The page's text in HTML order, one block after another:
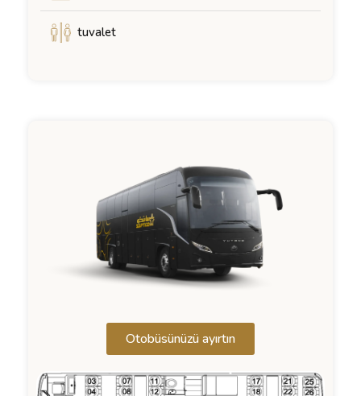
tuvalet
Otobüsünüzü ayırtın